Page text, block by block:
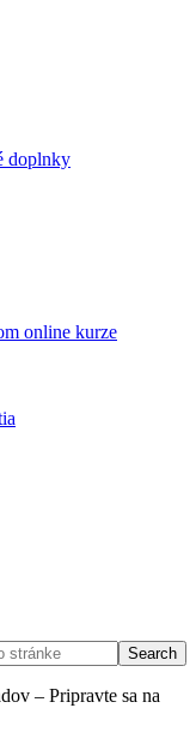
doplnky
online kurze
– Pripravte sa na